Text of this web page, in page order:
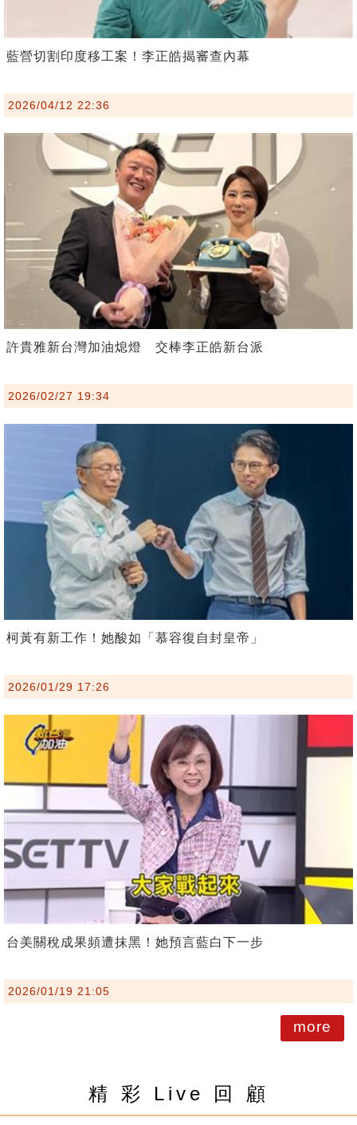
藍營切割印度移工案！李正皓揭審查內幕
2026/04/12 22:36
許貴雅新台灣加油熄燈 交棒李正皓新台派
2026/02/27 19:34
柯黃有新工作！她酸如「慕容復自封皇帝」
2026/01/29 17:26
台美關稅成果頻遭抹黑！她預言藍白下一步
2026/01/19 21:05
more
精 彩 Live 回 顧